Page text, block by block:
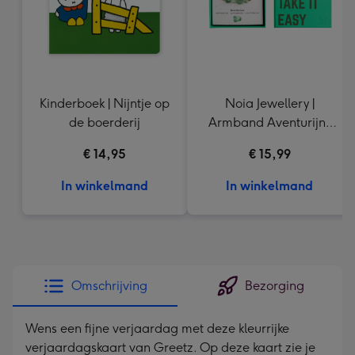
Kinderboek | Nijntje op
de boerderij
€ 14,95
In winkelmand
Noia Jewellery |
Armband Aventurijn |
€ 15,99
In winkelmand
Omschrijving Bezorging
Wens een fijne verjaardag met deze kleurrijke
verjaardagskaart van Greetz. Op deze kaart zie je